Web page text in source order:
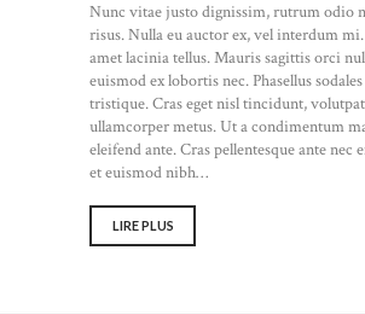
Nunc vitae justo dignissim, rutrum odio
risus. Nulla eu auctor ex, vel interdum
amet lacinia tellus. Mauris sagittis orci
euismod ex lobortis nec. Phasellus
tristique. Cras eget nisl tincidunt,
ullamcorper metus. Ut a condimentum
eleifend ante. Cras pellentesque ante nec
et euismod nibh…
LIRE PLUS